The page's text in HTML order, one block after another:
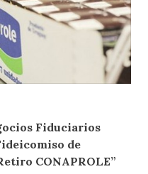
Fiduciarios
de
CONAPROLE”